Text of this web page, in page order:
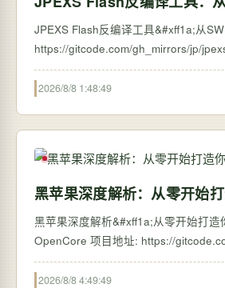
JPEXS Flash反编译工具&#xff1a;从
2026/8/8 1:48:49
黑苹果深度解析：从零开始
黑苹果深度解析&#xff1a;从零开始打
2026/8/8 4:49:49